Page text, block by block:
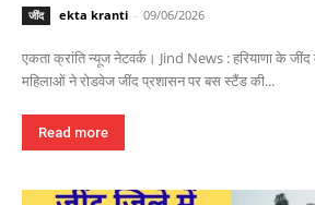
जींद ekta kranti - 09/06/2026
एकता क्रांति न्यूज नेटवर्क। Jind News : हरियाणा के
महिलाओं ने रोडवेज जींद प्रशासन पर बस स्टैंड की...
Read more